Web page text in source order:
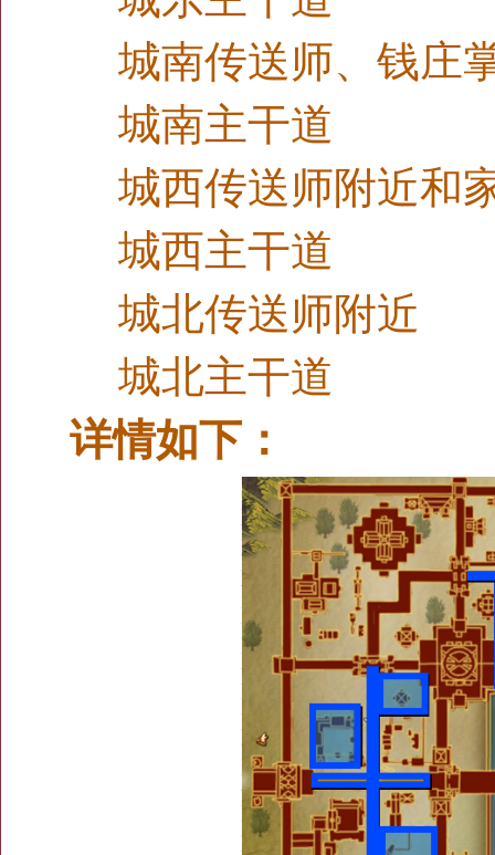
城南传送师、钱庄
城南主干道
城西传送师附近和
城西主干道
城北传送师附近
城北主干道
详情如下：